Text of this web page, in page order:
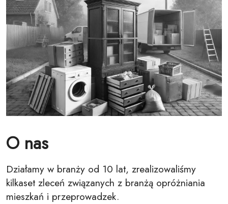
O nas
Działamy w branży od 10 lat, zrealizowaliśmy
kilkaset zleceń związanych z branżą opróżniania
mieszkań i przeprowadzek.